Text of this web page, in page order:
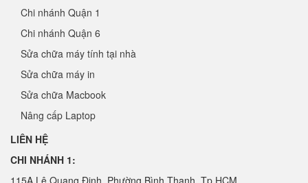
Chi nhánh Quận 1
Chi nhánh Quận 6
Sửa chữa máy tính tại nhà
Sửa chữa máy in
Sửa chữa Macbook
Nâng cấp Laptop
LIÊN HỆ
CHI NHÁNH 1:
115A Lê Quang Định, Phường Bình Thạnh, Tp.HCM.